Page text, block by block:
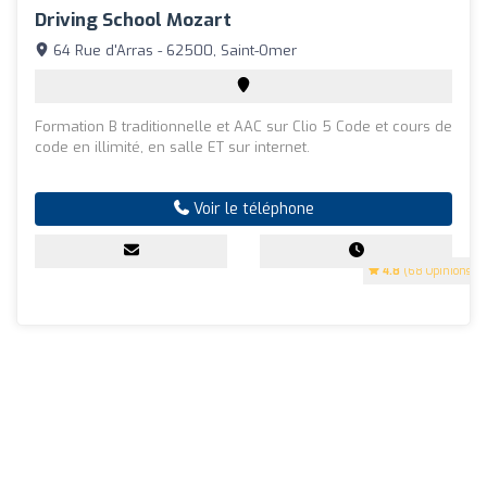
Driving School Mozart
4.8 (68 Opinions)
64 Rue d'Arras - 62500, Saint-Omer
Formation B traditionnelle et AAC sur Clio 5 Code et cours de
code en illimité, en salle ET sur internet.
Voir le téléphone